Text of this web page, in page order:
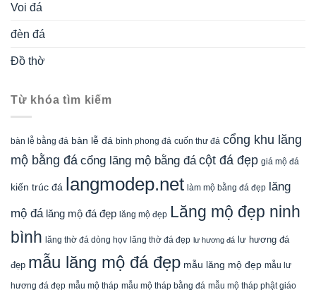
Voi đá
đèn đá
Đồ thờ
Từ khóa tìm kiếm
bàn lễ bằng đá bàn lễ đá bình phong đá cuốn thư đá cổng khu lăng
mộ bằng đá cổng lăng mộ bằng đá cột đá đẹp giá mộ đá
kiến trúc đá langmodep.net làm mộ bằng đá đẹp lăng
mộ đá lăng mộ đá đẹp lăng mộ đẹp Lăng mộ đẹp ninh
bình lăng thờ đá dòng họv lăng thờ đá đẹp lư hương đá lư hương đá
đẹp mẫu lăng mộ đá đẹp mẫu lăng mộ đẹp mẫu lư
hương đá đẹp mẫu mộ tháp mẫu mộ tháp bằng đá mẫu mộ tháp phật giáo